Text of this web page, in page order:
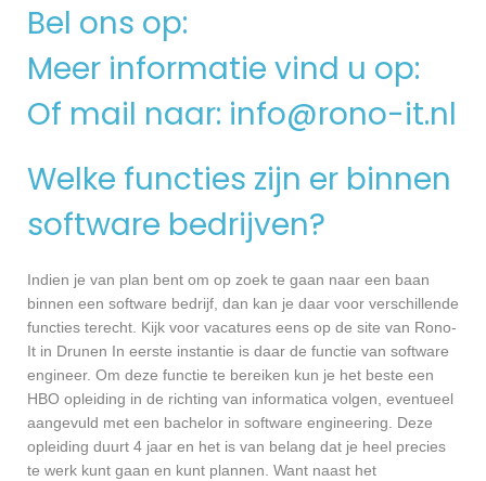
Bel ons op:
Meer informatie vind u op:
Of mail naar: info@rono-it.nl
Welke functies zijn er binnen
software bedrijven?
Indien je van plan bent om op zoek te gaan naar een baan
binnen een software bedrijf, dan kan je daar voor verschillende
functies terecht. Kijk voor vacatures eens op de site van Rono-
It in Drunen In eerste instantie is daar de functie van software
engineer. Om deze functie te bereiken kun je het beste een
HBO opleiding in de richting van informatica volgen, eventueel
aangevuld met een bachelor in software engineering. Deze
opleiding duurt 4 jaar en het is van belang dat je heel precies
te werk kunt gaan en kunt plannen. Want naast het